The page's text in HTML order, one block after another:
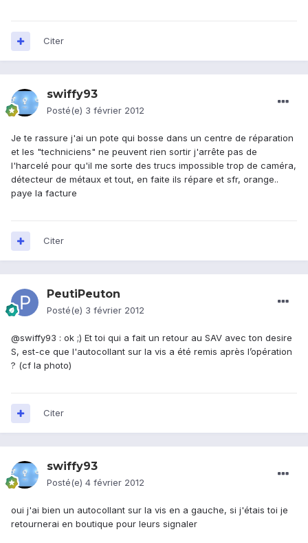
Citer
swiffy93
Posté(e) 3 février 2012
Je te rassure j'ai un pote qui bosse dans un centre de réparation
et les "techniciens" ne peuvent rien sortir j'arrête pas de
l'harcelé pour qu'il me sorte des trucs impossible trop de caméra,
détecteur de métaux et tout, en faite ils répare et sfr, orange..
paye la facture
Citer
PeutiPeuton
Posté(e) 3 février 2012
@swiffy93 : ok ;) Et toi qui a fait un retour au SAV avec ton desire
S, est-ce que l'autocollant sur la vis a été remis après l’opération
? (cf la photo)
Citer
swiffy93
Posté(e) 4 février 2012
oui j'ai bien un autocollant sur la vis en a gauche, si j'étais toi je
retournerai en boutique pour leurs signaler